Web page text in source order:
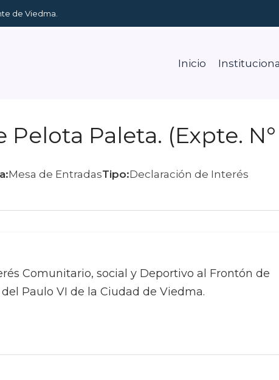
de Viedma.
Inicio
Paleta. (Expte. N°
Mesa de EntradasTipo:Declaración de Interés
Comunitario, social y Deportivo al Frontón de
Paulo VI de la Ciudad de Viedma.